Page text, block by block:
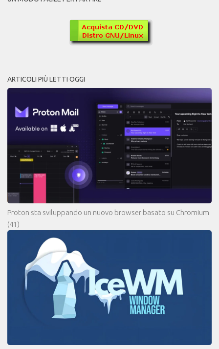
ARTICOLI PIÙ LETTI OGGI
Proton sta sviluppando un nuovo browser basato su Chromium
(41)